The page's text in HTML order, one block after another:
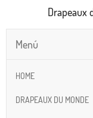
Drapeaux
Menú
HOME
DRAPEAUX DU MONDE